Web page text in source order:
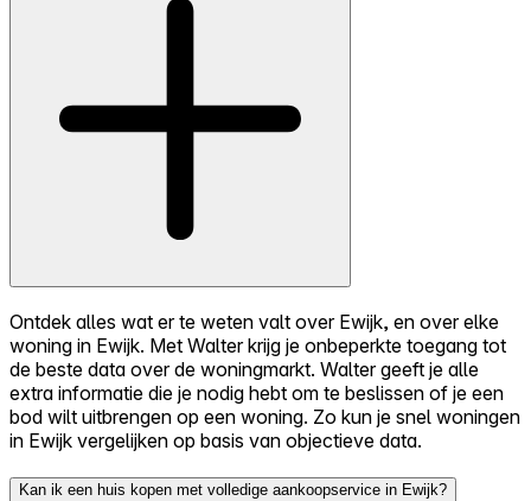
Ontdek alles wat er te weten valt over Ewijk, en over elke
woning in Ewijk. Met Walter krijg je onbeperkte toegang tot
de beste data over de woningmarkt. Walter geeft je alle
extra informatie die je nodig hebt om te beslissen of je een
bod wilt uitbrengen op een woning. Zo kun je snel woningen
in Ewijk vergelijken op basis van objectieve data.
Kan ik een huis kopen met volledige aankoopservice in Ewijk?